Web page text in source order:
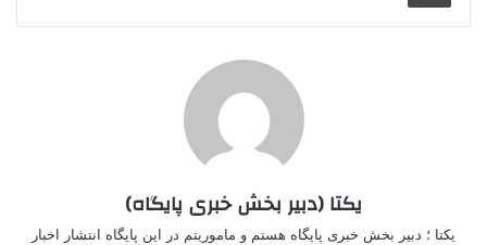
یکتا (دبیر بخش خبری پایگاه)
یکتا ؛ دبیر بخش خبری پایگاه هستم و ماموریتم در این پایگاه انتشار اخبار